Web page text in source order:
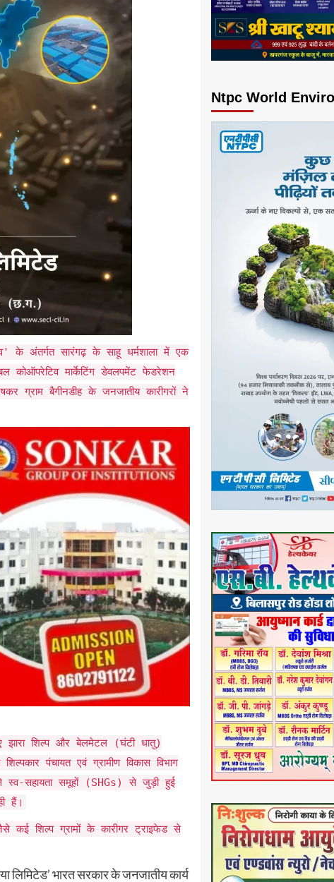
के अंतर्गत सारंगढ़ के साहू धर्मशाला में एक
कोऑपरेटिव मार्केटिंग डेवलपमेंट फेडरेशन
ग्राम बैगीनडीह के जनजातीय कारीगरों ने
झारा शिल्प और बेलमेटल (घंटी धातु)
पंचायत एवं ग्रामीण विकास विभाग
स्व-सहायता समूहों (SHGs) से जुड़ी हुई
हैं।
कई शिल्प ग्रामों के कारीगर ट्राइफेड से
लिमिटेड’ भारत सरकार के जनजातीय कार्य
Ntpc World